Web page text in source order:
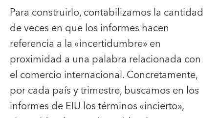
Para construirlo, contabilizamos la cantidad
de veces en que los informes hacen
referencia a la «incertidumbre» en
proximidad a una palabra relacionada con
el comercio internacional. Concretamente,
por cada país y trimestre, buscamos en los
informes de EIU los términos «incierto»,